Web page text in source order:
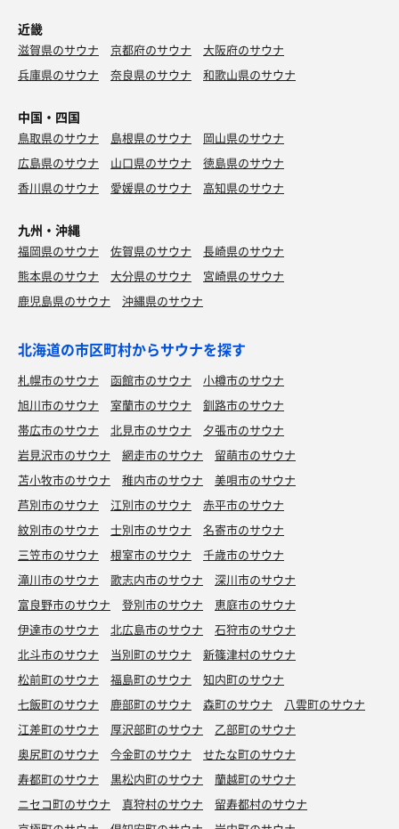
近畿
滋賀県のサウナ 京都府のサウナ
大阪府のサウナ
兵庫県のサウナ
奈良県のサウナ 和歌山県のサウナ
中国・四国
鳥取県のサウナ 島根県のサウナ
岡山県のサウナ
広島県のサウナ
山口県のサウナ
徳島県のサウナ
香川県のサウナ
愛媛県のサウナ 高知県のサウナ
九州・沖縄
福岡県のサウナ 佐賀県のサウナ
長崎県のサウナ
熊本県のサウナ
大分県のサウナ
宮崎県のサウナ
鹿児島県のサウナ
沖縄県のサウナ
北海道の市区町村からサウナを探す
札幌市のサウナ 函館市のサウナ
小樽市のサウナ
旭川市のサウナ
室蘭市のサウナ
釧路市のサウナ
帯広市のサウナ
北見市のサウナ
夕張市のサウナ
岩見沢市のサウナ
網走市のサウナ
留萌市のサウナ
苫小牧市のサウナ
稚内市のサウナ
美唄市のサウナ
芦別市のサウナ
江別市のサウナ
赤平市のサウナ
紋別市のサウナ
士別市のサウナ
名寄市のサウナ
三笠市のサウナ
根室市のサウナ
千歳市のサウナ
滝川市のサウナ
歌志内市のサウナ
深川市のサウナ
富良野市のサウナ
登別市のサウナ
恵庭市のサウナ
伊達市のサウナ
北広島市のサウナ
石狩市のサウナ
北斗市のサウナ
当別町のサウナ
新篠津村のサウナ
松前町のサウナ
福島町のサウナ
知内町のサウナ
七飯町のサウナ
鹿部町のサウナ 森町のサウナ
八雲町のサウナ
江差町のサウナ
厚沢部町のサウナ
乙部町のサウナ
奥尻町のサウナ
今金町のサウナ
せたな町のサウナ
寿都町のサウナ
黒松内町のサウナ
蘭越町のサウナ
ニセコ町のサウナ
真狩村のサウナ
留寿都村のサウナ